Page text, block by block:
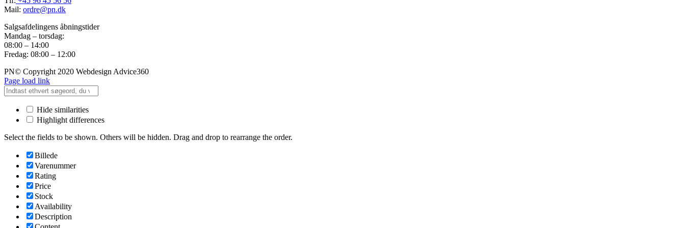
Mail: ordre@pn.dk
Salgsafdelingens åbningstider
Mandag – torsdag:
08:00 – 14:00
Fredag: 08:00 – 12:00
PN© Copyright 2020 Webdesign Advice360
Page load link
Hide similarities
Highlight differences
Select the fields to be shown. Others will be hidden. Drag and drop to rearrange the order.
Billede
Varenummer
Rating
Price
Stock
Availability
Description